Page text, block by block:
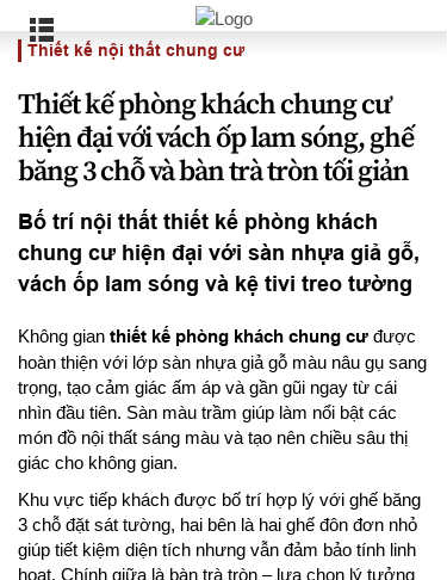
Thiết kế nội thất chung cư
Thiết kế phòng khách chung cư
hiện đại với vách ốp lam sóng, ghế
băng 3 chỗ và bàn trà tròn tối giản
Bố trí nội thất thiết kế phòng khách
chung cư hiện đại với sàn nhựa giả gỗ,
vách ốp lam sóng và kệ tivi treo tường
Không gian thiết kế phòng khách chung cư được
hoàn thiện với lớp sàn nhựa giả gỗ màu nâu gụ sang
trọng, tạo cảm giác ấm áp và gần gũi ngay từ cái
nhìn đầu tiên. Sàn màu trầm giúp làm nổi bật các
món đồ nội thất sáng màu và tạo nên chiều sâu thị
giác cho không gian.
Khu vực tiếp khách được bố trí hợp lý với ghế băng
3 chỗ đặt sát tường, hai bên là hai ghế đôn đơn nhỏ
giúp tiết kiệm diện tích nhưng vẫn đảm bảo tính linh
hoạt. Chính giữa là bàn trà tròn – lựa chọn lý tưởng